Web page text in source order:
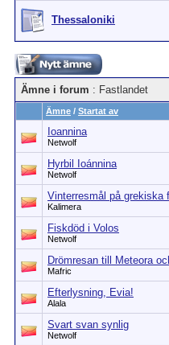
Thessaloniki
Ämne i forum : Fastlandet
Ämne / Startat av
Ioannina
Netwolf
Hyrbil Ioánnina
Netwolf
Vinterresmål på grekiska
Kalimera
Fiskdöd i Volos
Netwolf
Drömresan till Meteora
Mafric
Efterlysning, Evia!
Alala
Svart svan synlig
Netwolf